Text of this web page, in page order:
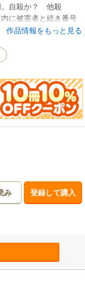
。自殺か？ 他殺
に被害者と続き番号
作品情報をもっと見る
み 登録して購入